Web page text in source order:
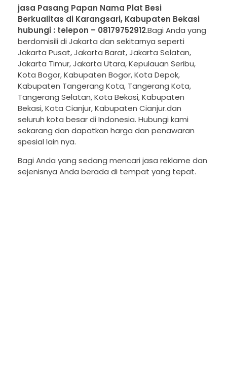
jasa Pasang Papan Nama Plat Besi
Berkualitas di Karangsari, Kabupaten Bekasi
hubungi : telepon – 08179752912.Bagi Anda yang
berdomisili di Jakarta dan sekitarnya seperti
Jakarta Pusat, Jakarta Barat, Jakarta Selatan,
Jakarta Timur, Jakarta Utara, Kepulauan Seribu,
Kota Bogor, Kabupaten Bogor, Kota Depok,
Kabupaten Tangerang Kota, Tangerang Kota,
Tangerang Selatan, Kota Bekasi, Kabupaten
Bekasi, Kota Cianjur, Kabupaten Cianjur.dan
seluruh kota besar di Indonesia. Hubungi kami
sekarang dan dapatkan harga dan penawaran
spesial lain nya.
Bagi Anda yang sedang mencari jasa reklame dan
sejenisnya Anda berada di tempat yang tepat.